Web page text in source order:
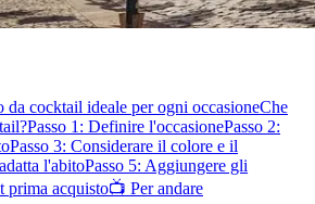
da cocktail ideale per ogni occasioneChe
Passo 1: Definire l'occasionePasso 2:
Passo 3: Considerare il colore e il
l'abitoPasso 5: Aggiungere gli
prima acquisto📺 Per andare